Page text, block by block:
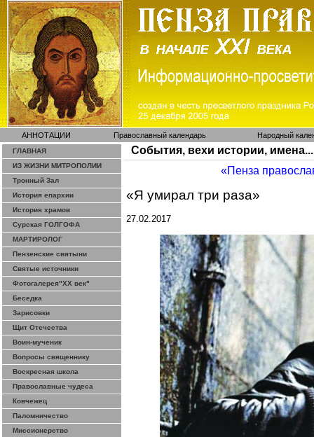
АННОТАЦИИ Православный календарь Народный
ГЛАВНАЯ
ИЗ ЖИЗНИ МИТРОПОЛИИ
Тронный Зал
История епархии
История храмов
Сурская ГОЛГОФА
МАРТИРОЛОГ
Пензенские святыни
Святые источники
Фотогалерея"ХХ век"
Беседка
Зарисовки
Щит Отечества
Воин-мученик
Вопросы священнику
Воскресная школа
Православные чудеса
Ковчежец
Паломничество
Миссионерство
События, вехи истории, имена...
«Пенза
«Я умирал три раза»
27.02.2017